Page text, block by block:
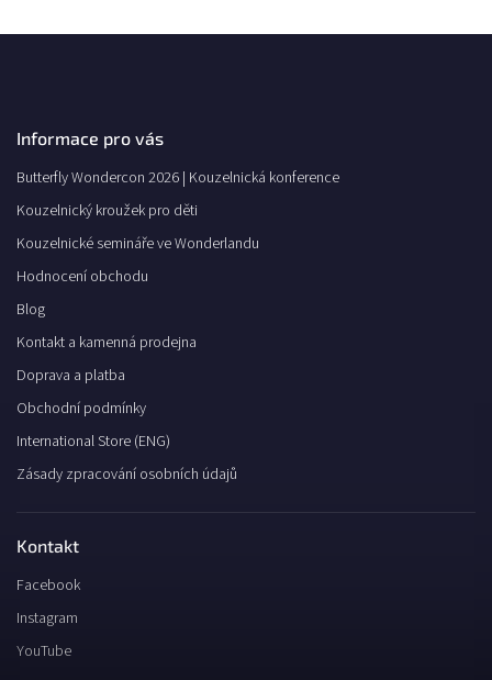
Informace pro vás
Butterfly Wondercon 2026 | Kouzelnická konference
Kouzelnický kroužek pro děti
Kouzelnické semináře ve Wonderlandu
Hodnocení obchodu
Blog
Kontakt a kamenná prodejna
Doprava a platba
Obchodní podmínky
International Store (ENG)
Zásady zpracování osobních údajů
Kontakt
Facebook
Instagram
YouTube